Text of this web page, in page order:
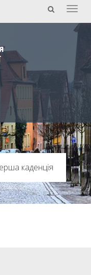
каденція